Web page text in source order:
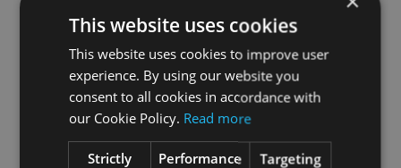
This website uses cookies
This website uses cookies to improve user
experience. By using our website you
consent to all cookies in accordance with
our Cookie Policy. Read more
Strictly
Performance Targeting